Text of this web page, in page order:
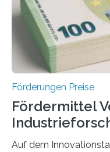
Förderungen Preise
Fördermittel
Auf dem